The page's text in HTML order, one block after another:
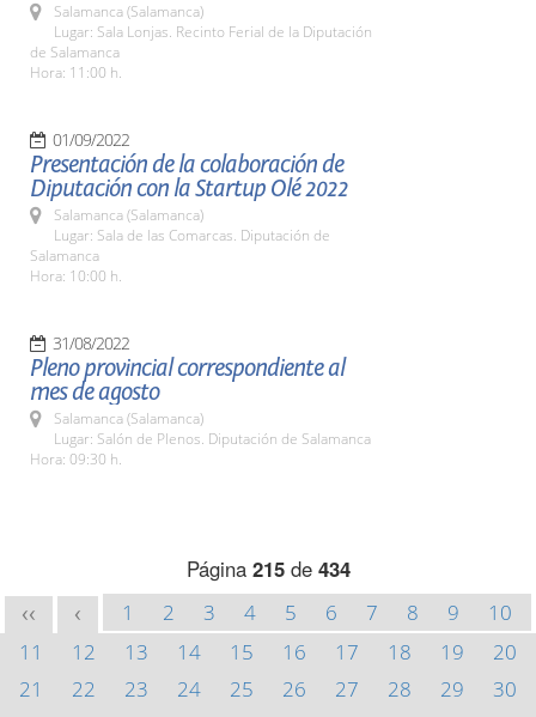
Salamanca (Salamanca)
Lugar: Sala Lonjas. Recinto Ferial de la Diputación
de Salamanca
Hora: 11:00 h.
01/09/2022
Presentación de la colaboración de
Diputación con la Startup Olé 2022
Salamanca (Salamanca)
Lugar: Sala de las Comarcas. Diputación de
Salamanca
Hora: 10:00 h.
31/08/2022
Pleno provincial correspondiente al
mes de agosto
Salamanca (Salamanca)
Lugar: Salón de Plenos. Diputación de Salamanca
Hora: 09:30 h.
Página 215de 434
<< < 1 2 3 4 5 6 7 8 9
10
11
12 13 14 15 16 17 18 19
20
21
22 23 24 25 26 27 28 29
30